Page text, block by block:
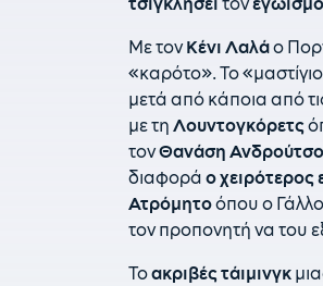
Με τονΚένι Λαλάο
«καρότο». To
μετά από κάποια από
με τη Λουντογκόρετς
τονΘανάση Ανδρούτσο
διαφορά ο χειρότερος
Ατρόμητοόπου ο
τον προπονητή να του
Τοακριβές τάιμινγκ